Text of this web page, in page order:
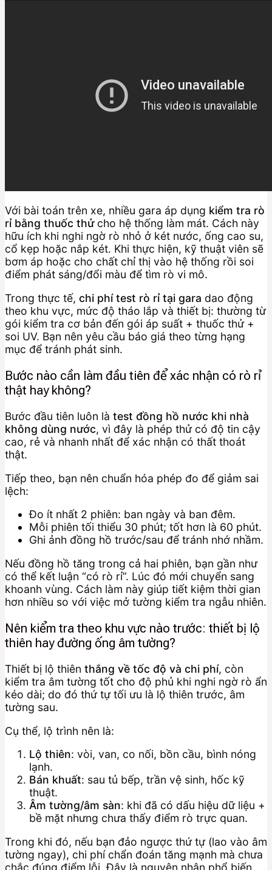
Với bài toán trên xe, nhiều gara áp dụng kiểm tra rò
rỉ bằng thuốc thửcho hệ thống làm mát. Cách này
hữu ích khi nghi ngờ rò nhỏ ở két nước, ống cao su,
cổ kẹp hoặc nắp két. Khi thực hiện, kỹ thuật viên sẽ
bơm áp hoặc cho chất chỉ thị vào hệ thống rồi soi
điểm phát sáng/đổi màu để tìm rò vi mô.
Trong thực tế, chi phí test rò rỉ tại gara dao động
theo khu vực, mức độ tháo lắp và thiết bị: thường từ
gói kiểm tra cơ bản đến gói áp suất + thuốc thử +
soi UV. Bạn nên yêu cầu báo giá theo từng hạng
mục để tránh phát sinh.
Bước nào cần làm đầu tiên để xác nhận có rò rỉ
thật hay không?
Bước đầu tiên luôn là test đồng hồ nước khi nhà
không dùng nước, vì đây là phép thử có độ tin cậy
cao, rẻ và nhanh nhất để xác nhận có thất thoát
thật.
Tiếp theo, bạn nên chuẩn hóa phép đo để giảm sai
lệch:
Đo ít nhất 2 phiên: ban ngày và ban đêm.
Mỗi phiên tối thiểu 30 phút; tốt hơn là 60 phút.
Ghi ảnh đồng hồ trước/sau để tránh nhớ nhầm.
Nếu đồng hồ tăng trong cả hai phiên, bạn gần như
có thể kết luận “có rò rỉ”. Lúc đó mới chuyển sang
khoanh vùng. Cách làm này giúp tiết kiệm thời gian
hơn nhiều so với việc mở tường kiểm tra ngẫu nhiên.
Nên kiểm tra theo khu vực nào trước: thiết bị lộ
thiên hay đường ống âm tường?
Thiết bị lộ thiên thắng về tốc độ và chi phí, còn
kiểm tra âm tường tốt cho độ phủ khi nghi ngờ rò ẩn
kéo dài; do đó thứ tự tối ưu là lộ thiên trước, âm
tường sau.
Cụ thể, lộ trình nên là:
Lộ thiên: vòi, van, co nối, bồn cầu, bình nóng
lạnh.
Bán khuất: sau tủ bếp, trần vệ sinh, hốc kỹ
thuật.
Âm tường/âm sàn: khi đã có dấu hiệu dữ liệu +
bề mặt nhưng chưa thấy điểm rò trực quan.
Trong khi đó, nếu bạn đảo ngược thứ tự (lao vào âm
tường ngay), chi phí chẩn đoán tăng mạnh mà chưa
chắc đúng điểm lỗi. Đây là nguyên nhân phổ biến